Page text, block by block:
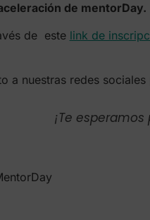
de mentorDay.
de este link de
a nuestras redes
¡Te